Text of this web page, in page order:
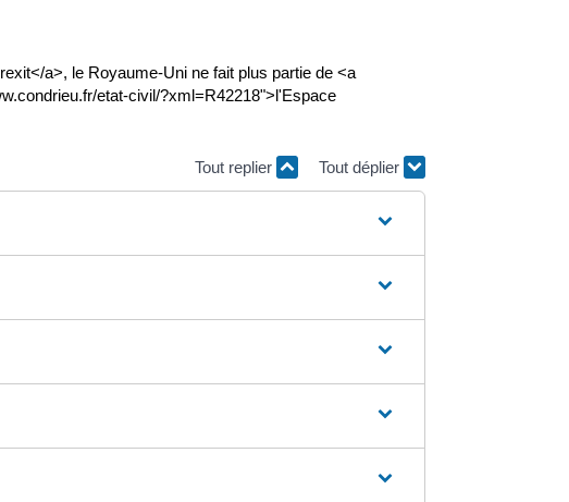
a>, le Royaume-Uni ne fait plus partie de <a
etat-civil/?xml=R42218">l'Espace
Tout replier Tout déplier